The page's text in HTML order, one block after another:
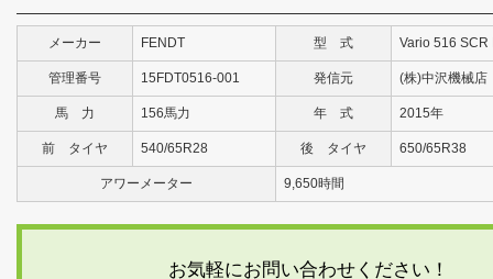
メーカー FENDT 型 式 Vario 516 SCR
管理番号 15FDT0516-001 発信元 (株)中沢機械店
馬 力 156馬力 年 式 2015年
前 タイヤ 540/65R28 後 タイヤ 650/65R38
アワーメーター 9,650時間
お気軽にお問い合わせください！